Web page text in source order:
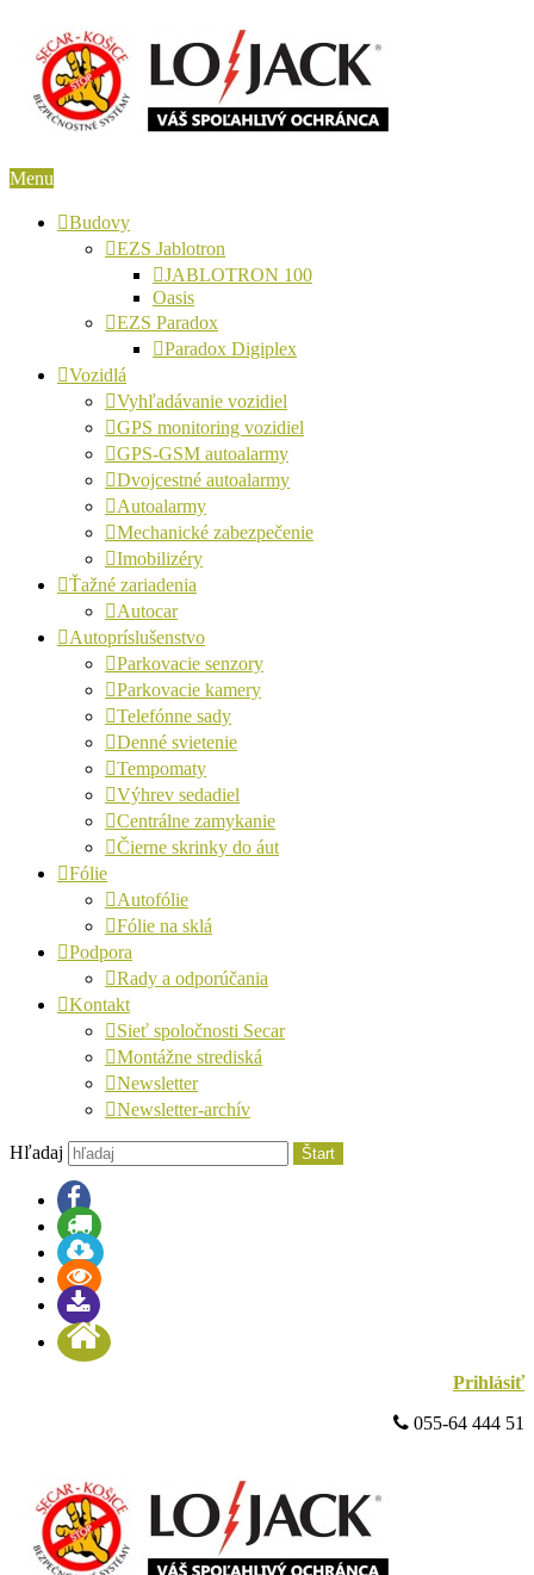
Menu
Budovy
EZS Jablotron
JABLOTRON 100
Oasis
EZS Paradox
Paradox Digiplex
Vozidlá
Vyhľadávanie vozidiel
GPS monitoring vozidiel
GPS-GSM autoalarmy
Dvojcestné autoalarmy
Autoalarmy
Mechanické zabezpečenie
Imobilizéry
Ťažné zariadenia
Autocar
Autopríslušenstvo
Parkovacie senzory
Parkovacie kamery
Telefónne sady
Denné svietenie
Tempomaty
Výhrev sedadiel
Centrálne zamykanie
Čierne skrinky do áut
Fólie
Autofólie
Fólie na sklá
Podpora
Rady a odporúčania
Kontakt
Sieť spoločnosti Secar
Montážne strediská
Newsletter
Newsletter-archív
Hľadaj Štart
Prihlásiť
055-64 444 51